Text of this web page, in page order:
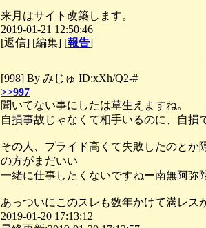
来月はサイト改築します。
2019-01-21 12:50:46
[返信] [編集] [報告]
[998] By みじゅ ID:xXh/Q2-#
>>997
聞いてない事にしたは草生えますね。
自損事故じゃなくて相手いるのに、自損
その人、プライド高くて失敗したのと
の方がまだいい
一緒に仕事したくないですねー南無阿弥
あっついにこのスレも数年かけて満レス
2019-01-20 17:13:12